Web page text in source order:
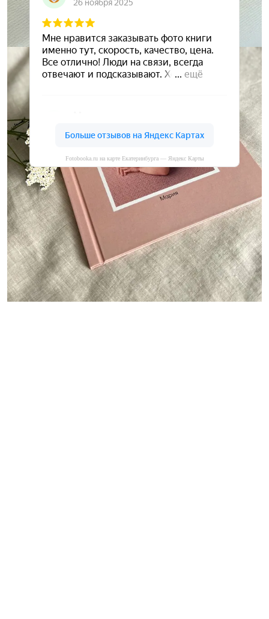
Fotobooka.ru на карте Екатеринбурга — Яндекс Карты
Сохраните ваши воспоминания
А мы вам в этом поможем